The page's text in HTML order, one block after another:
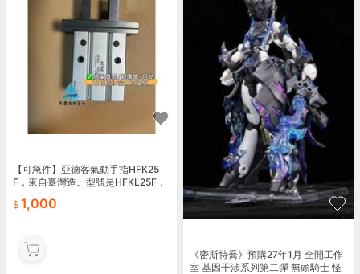
【可急件】亞德客氣動手指HFK25
F，來自臺灣造。型號是HFKL25F，
因庫存
1,000
《密斯特喬》預購27年1月 全開工作
室 基因干涉系列第二彈 無頭騎士 怪